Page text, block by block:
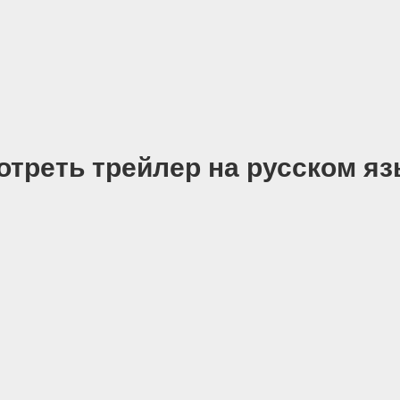
трейлер на русском